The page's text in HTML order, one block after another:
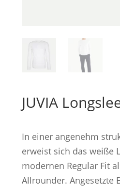
JUVIA
In einer angenehm
erweist sich das weiße
modernen Regular Fit
Allrounder. Angesetzte